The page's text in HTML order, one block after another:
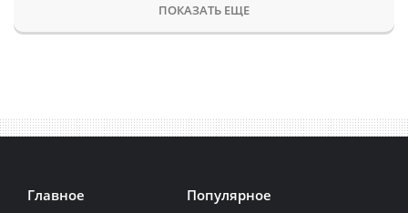
ПОКАЗАТЬ ЕЩЕ
Главное Популярное